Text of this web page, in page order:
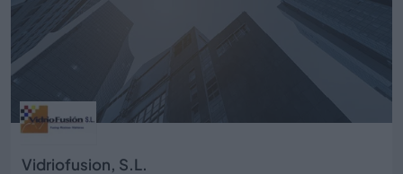
Vidriofusion, S.L.